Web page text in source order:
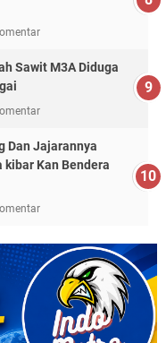
Sawit M3A Diduga
Dan Jajarannya
kibar Kan Bendera